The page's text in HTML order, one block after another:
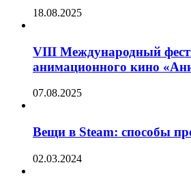
18.08.2025
VIII Международный
анимационного кино
07.08.2025
Вещи в Steam: способы
02.03.2024